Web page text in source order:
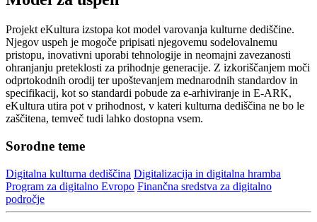
Projekt eKultura izstopa kot model varovanja kulturne dediščine.
Njegov uspeh je mogoče pripisati njegovemu sodelovalnemu
pristopu, inovativni uporabi tehnologije in neomajni zavezanosti
ohranjanju preteklosti za prihodnje generacije. Z izkoriščanjem moči
odprtokodnih orodij ter upoštevanjem mednarodnih standardov in
specifikacij, kot so standardi pobude za e-arhiviranje in E-ARK,
eKultura utira pot v prihodnost, v kateri kulturna dediščina ne bo le
zaščitena, temveč tudi lahko dostopna vsem.
Sorodne teme
Digitalna kulturna dediščina Digitalizacija in digitalna hramba
Program za digitalno Evropo Finančna sredstva za digitalno
področje